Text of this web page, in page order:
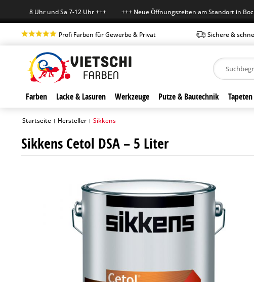
7-18 Uhr und Sa 7-12 Uhr +++ +++ Neue Öffnungszeiten am Standort in Bochum
Profi Farben für Gewerbe & Privat Sichere &
Farben Lacke & Lasuren Werkzeuge Putze & Bautechnik Tapeten
Startseite | Hersteller | Sikkens
Sikkens Cetol DSA – 5 Liter